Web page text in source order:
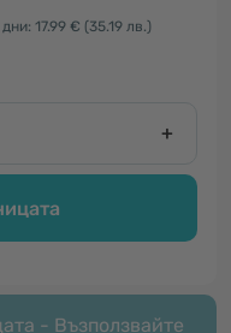
17.99 € (35.19 лв.)
+
- Възползвайте